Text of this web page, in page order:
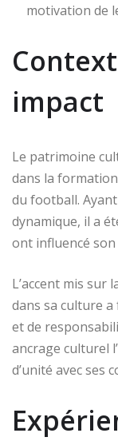
motivation de
impact
Le patrimoine
dans la
du football.
dynamique, il a
ont influencé son
L’accent mis sur
dans sa culture
et de
ancrage culturel
d’unité avec ses